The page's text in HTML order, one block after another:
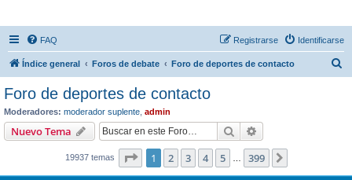
FAQ Identificarse
Registrarse
Índice general Foros de debate Foro de deportes de contacto
Foro de deportes de contacto
Moderadores: moderador suplente admin
Nuevo Tema Buscar
19937 temas Página de 399
1 2 3 4 5 399